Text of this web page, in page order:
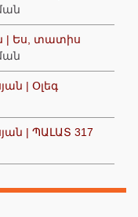
| Ես, տատիս
| Օլեգ
| ՊԱԼԱՏ 317